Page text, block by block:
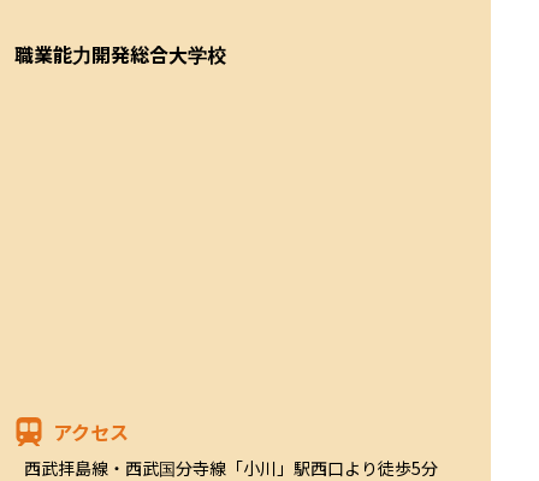
職業能力開発総合大学校
アクセス
西武拝島線・西武国分寺線「小川」駅西口より徒歩5分